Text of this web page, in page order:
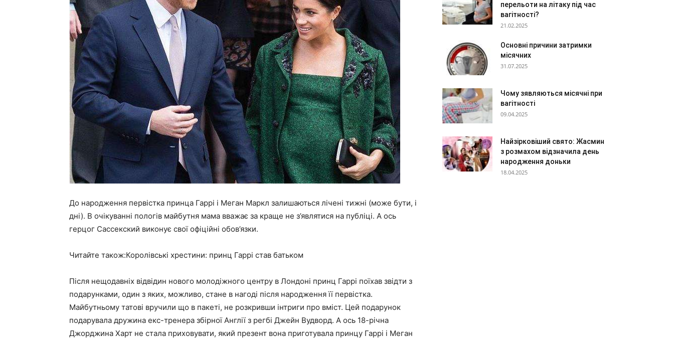
До народження первістка принца Гаррі і Меган Маркл залишаються лічені тижні (може бути, і
дні). В очікуванні пологів майбутня мама вважає за краще не з’являтися на публіці. А ось
герцог Сассекский виконує свої офіційні обов’язки.
Читайте також:Королівські хрестини: принц Гаррі став батьком
Після нещодавніх відвідин нового молодіжного центру в Лондоні принц Гаррі поїхав звідти з
подарунками, один з яких, можливо, стане в нагоді після народження її первістка.
Майбутньому татові вручили що в пакеті, не розкривши інтриги про вміст. Цей подарунок
подарувала дружина екс-тренера збірної Англії з регбі Джейн Вудворд. А ось 18-річна
Джорджина Харт не стала приховувати, який презент вона приготувала принцу Гаррі і Меган
перельоти на літаку під час
вагітності?
21.02.2025
Основні причини затримки
місячних
31.07.2025
Чому зявляються місячні при
вагітності
09.04.2025
Найзірковіший свято: Жасмин
з розмахом відзначила день
народження доньки
18.04.2025